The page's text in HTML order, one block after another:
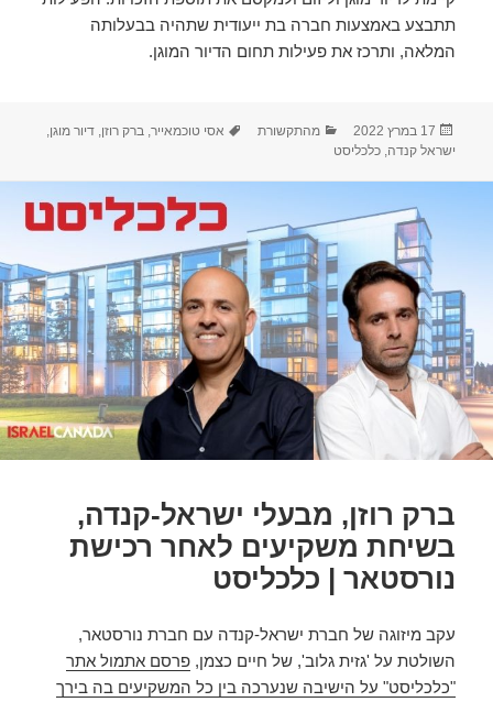
תתבצע באמצעות חברה בת ייעודית שתהיה בבעלותה
המלאה, ותרכז את פעילות תחום הדיור המוגן.
פורסם
בתאריך
17 במרץ 2022 קטגוריות
מהתקשורת תגיות
אסי טוכמאייר,ברק רוזן,דיור מוגן,
ישראל קנדה,כלכליסט
ברק רוזן, מבעלי ישראל-קנדה,
בשיחת משקיעים לאחר רכישת
נורסטאר | כלכליסט
עקב מיזוגה של חברת ישראל-קנדה עם חברת נורסטאר,
השולטת על 'גזית גלוב', של חיים כצמן,פרסם אתמול אתר
"כלכליסט" על הישיבה שנערכה בין כל המשקיעים בה בירך